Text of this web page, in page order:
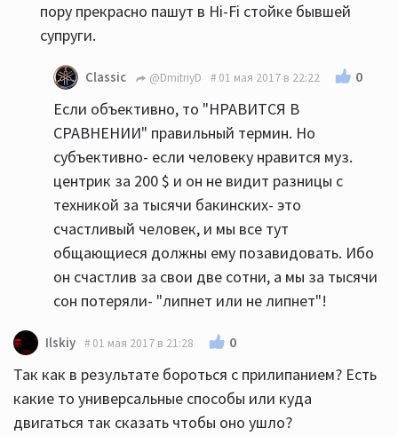
пору прекрасно пашут в Hi-Fi стойке бывшей
супруги.
Classic @DmitriyD 01 мая 2017 в 22:22 0
Если объективно, то "НРАВИТСЯ В
СРАВНЕНИИ" правильный термин. Но
субъективно- если человеку нравится муз.
центрик за 200 $ и он не видит разницы с
техникой за тысячи бакинских- это
счастливый человек, и мы все тут
общающиеся должны ему позавидовать. Ибо
он счастлив за свои две сотни, а мы за тысячи
сон потеряли- "липнет или не липнет"!
Ilskiy 01 мая 2017 в 21:28 0
Так как в результате бороться с прилипанием? Есть
какие то универсальные способы или куда
двигаться так сказать чтобы оно ушло?